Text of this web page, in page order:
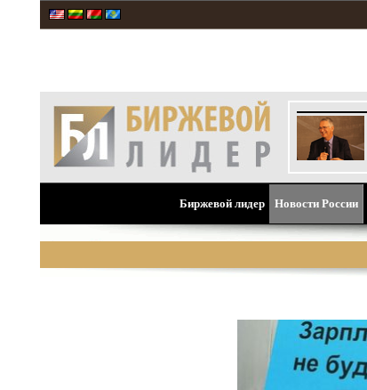
Биржевой лидер Новости России